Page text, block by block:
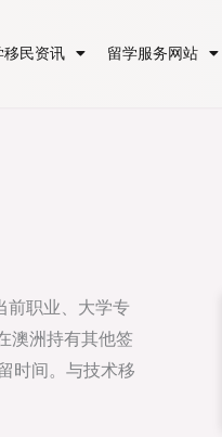
移民资讯 留学服务网站
前职业、大学专
澳洲持有其他签
时间。与技术移